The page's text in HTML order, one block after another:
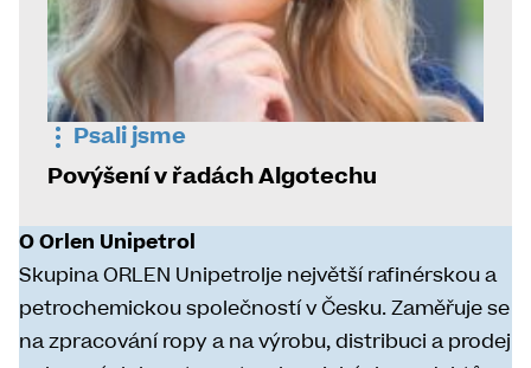
Psali jsme
Povýšení v řadách Algotechu
O Orlen Unipetrol
Skupina ORLEN Unipetrolje největší rafinérskou a
petrochemickou společností v Česku. Zaměřuje se
na zpracování ropy a na výrobu, distribuci a prodej